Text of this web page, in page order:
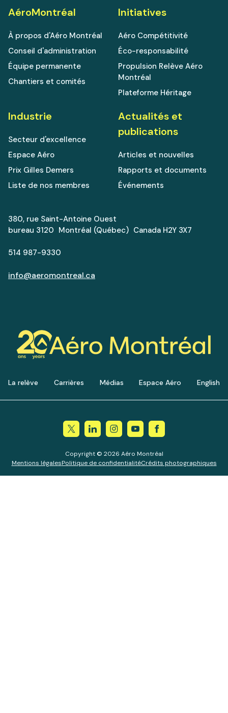
AéroMontréal
À propos d'Aéro Montréal
Conseil d'administration
Équipe permanente
Chantiers et comités
Initiatives
Aéro Compétitivité
Éco-responsabilité
Propulsion Relève Aéro
Montréal
Plateforme Héritage
Industrie
Secteur d'excellence
Espace Aéro
Prix Gilles Demers
Liste de nos membres
Actualités et
publications
Articles et nouvelles
Rapports et documents
Événements
380, rue Saint-Antoine Ouest
bureau 3120 Montréal (Québec) Canada H2Y 3X7
514 987-9330
info@aeromontreal.ca
La relève Carrières Médias Espace Aéro English
Copyright © 2026 Aéro Montréal
Mentions légalesPolitique de confidentialitéCrédits photographiques